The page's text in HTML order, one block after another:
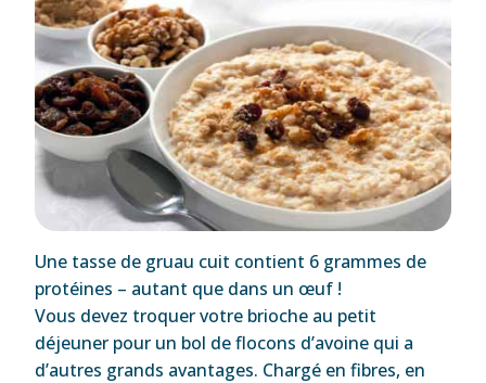
Une tasse de gruau cuit contient 6 grammes de
protéines – autant que dans un œuf !
Vous devez troquer votre brioche au petit
déjeuner pour un bol de flocons d’avoine qui a
d’autres grands avantages. Chargé en fibres, en